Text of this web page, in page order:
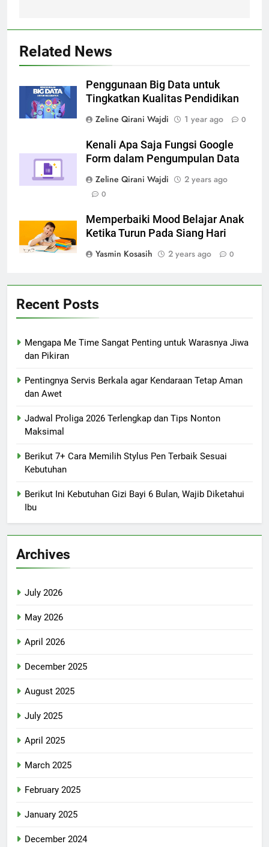
Related News
Penggunaan Big Data untuk
Tingkatkan Kualitas Pendidikan
Zeline Qirani Wajdi
1 year ago 0
Kenali Apa Saja Fungsi Google
Form dalam Pengumpulan Data
Zeline Qirani Wajdi
2 years ago
0
Memperbaiki Mood Belajar Anak
Ketika Turun Pada Siang Hari
Yasmin Kosasih
2 years ago 0
Recent Posts
Mengapa Me Time Sangat Penting untuk Warasnya Jiwa
dan Pikiran
Pentingnya Servis Berkala agar Kendaraan Tetap Aman
dan Awet
Jadwal Proliga 2026 Terlengkap dan Tips Nonton
Maksimal
Berikut 7+ Cara Memilih Stylus Pen Terbaik Sesuai
Kebutuhan
Berikut Ini Kebutuhan Gizi Bayi 6 Bulan, Wajib Diketahui
Ibu
Archives
July 2026
May 2026
April 2026
December 2025
August 2025
July 2025
April 2025
March 2025
February 2025
January 2025
December 2024